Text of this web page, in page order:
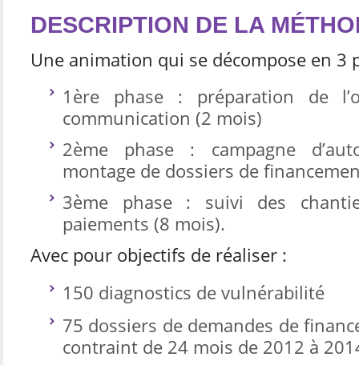
DESCRIPTION DE LA
Une animation qui se décompose en 3
1ère phase : préparation de
communication (2 mois)
2ème phase : campagne
montage de dossiers de
3ème phase : suivi des
paiements (8 mois).
Avec pour objectifs de réaliser :
150 diagnostics de vulnérabilité
75 dossiers de demandes de
contraint de 24 mois de 2012 à